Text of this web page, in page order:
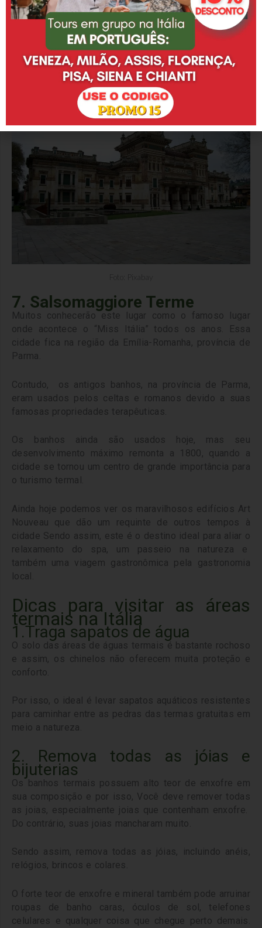
Com toda a certeza, Sirmione e suas águas termais
são um perfeito destino romântico, ideal para um fim
de semana em casal. Até o poeta romano Catulo
escolheu a cidade como local para morar. Inclusive, as
ruínas da casa do poeta podem ser visitadas.
7. Salsomaggiore Terme
Muitos conhecerão este lugar como o famoso lugar
onde acontece o “Miss Itália” todos os anos. Essa
cidade fica na região da Emília-Romanha, província de
Parma.
Contudo, os antigos banhos, na província de Parma,
eram usados ​​pelos celtas e romanos devido a suas
famosas propriedades terapêuticas.
Os banhos ainda são usados ​​hoje, mas seu
desenvolvimento máximo remonta a 1800, quando a
cidade se tornou um centro de grande importância para
o turismo termal.
Ainda hoje podemos ver os maravilhosos edifícios Art
Nouveau que dão um requinte de outros tempos à
cidade Sendo assim, este é o destino ideal para aliar o
relaxamento do spa, um passeio na natureza e
também uma viagem gastronômica pela gastronomia
local.
Dicas para visitar as áreas
termais na Itália
1.Traga sapatos de água
O solo das áreas de águas termais é bastante rochoso
e assim, os chinelos não oferecem muita proteção e
conforto.
Por isso, o ideal é levar sapatos aquáticos resistentes
para caminhar entre as pedras das termas gratuitas em
meio a natureza.
2. Remova todas as jóias e
bijuterias
Os banhos termais possuem alto teor de enxofre em
sua composição e por isso, Você deve remover todas
as joias, especialmente joias que contenham enxofre.
Do contrário, suas joias mancharam muito.
Sendo assim, remova todas as jóias, incluindo anéis,
relógios, brincos e colares.
O forte teor de enxofre e mineral também pode arruinar
roupas de banho caras, óculos de sol, telefones
celulares e qualquer coisa que chegue perto demais.